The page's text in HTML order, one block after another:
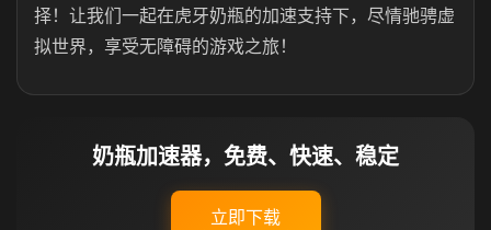
择！让我们一起在虎牙奶瓶的加速支持下，尽情驰骋虚
拟世界，享受无障碍的游戏之旅！
奶瓶加速器，免费、快速、稳定
立即下载